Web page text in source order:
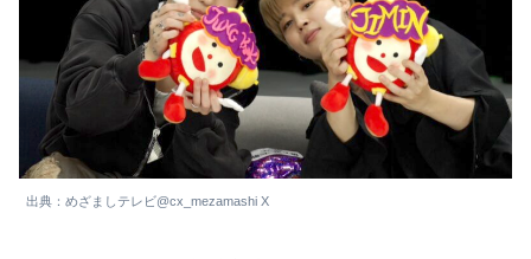
出典：めざましテレビ@cx_mezamashi X